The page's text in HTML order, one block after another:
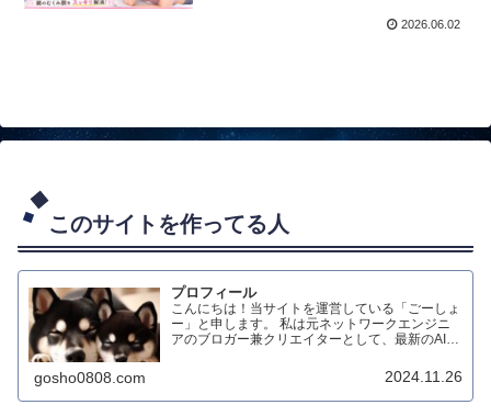
2026.06.02
このサイトを作ってる人
プロフィール
こんにちは！当サイトを運営している「ごーしょ
ー」と申します。 私は元ネットワークエンジニ
アのブロガー兼クリエイターとして、最新のAIテ
信や、生成AIによる動画制作、オリジナルハンド
メイド作品の制作などを行っています。
gosho0808.com 2024.11.26